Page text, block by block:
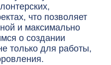
что позволяет
и максимально
о создании
только для работы,